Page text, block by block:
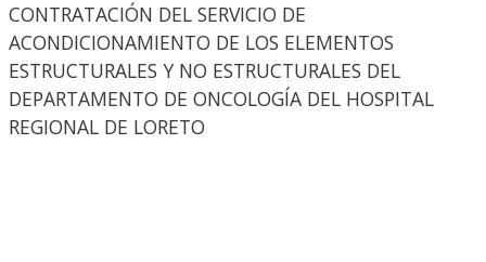
CONTRATACIÓN DEL SERVICIO DE
ACONDICIONAMIENTO DE LOS ELEMENTOS
ESTRUCTURALES Y NO ESTRUCTURALES DEL
DEPARTAMENTO DE ONCOLOGÍA DEL HOSPITAL
REGIONAL DE LORETO